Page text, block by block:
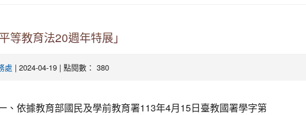
等教育法20週年特展」
處 | 2024-04-19 | 點閱數： 380
依據教育部國民及學前教育署113年4月15日臺教國署學字第